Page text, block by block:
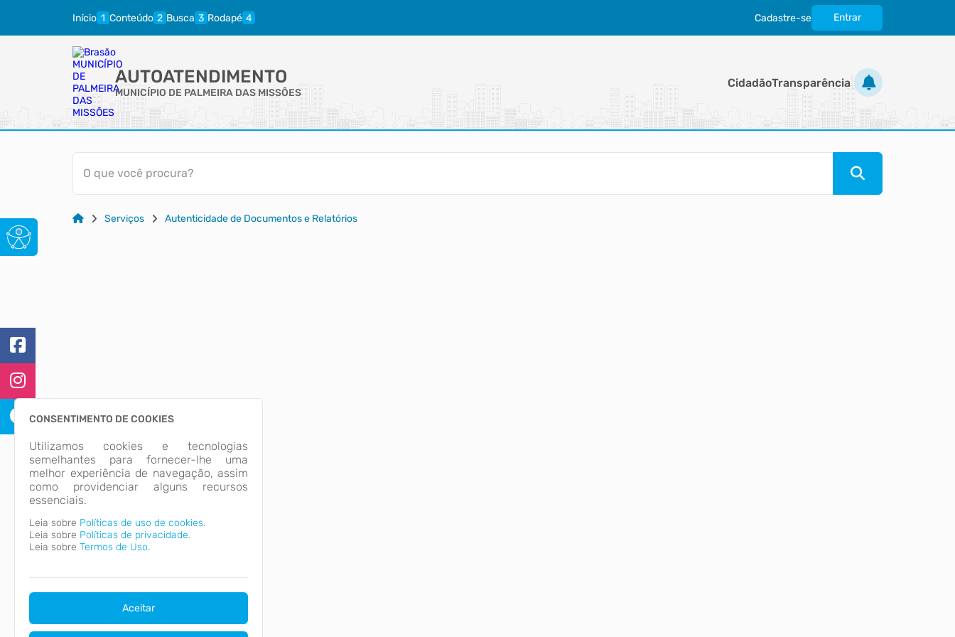
Início Conteúdo Busca Rodapé Cadastre-se Entrar
AUTOATENDIMENTO
MUNICÍPIO DE PALMEIRA DAS MISSÕES
CidadãoTransparência
O que você procura?
Serviços Autenticidade de Documentos e Relatórios
CONSENTIMENTO DE COOKIES
Utilizamos cookies e tecnologias
semelhantes para fornecer-lhe uma
melhor experiência de navegação, assim
como providenciar alguns recursos
essenciais.
Leia sobre Políticas de uso de cookies.
Leia sobre Políticas de privacidade.
Leia sobre Termos de Uso.
Aceitar